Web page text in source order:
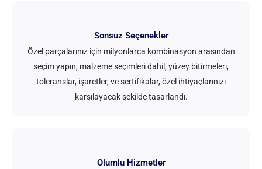
Sonsuz Seçenekler
Özel parçalarınız için milyonlarca kombinasyon arasından
seçim yapın, malzeme seçimleri dahil, yüzey bitirmeleri,
toleranslar, işaretler, ve sertifikalar, özel ihtiyaçlarınızı
karşılayacak şekilde tasarlandı.
Olumlu Hizmetler